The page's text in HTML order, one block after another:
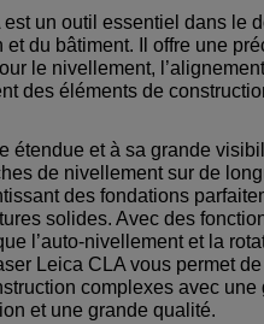
est un outil essentiel dans le
et du bâtiment. Il offre une
le nivellement,
des éléments de
étendue et à sa grande
de nivellement sur de
des fondations
solides. Avec des
l’auto-nivellement et la
Leica CLA vous permet
complexes avec une
et une grande qualité.